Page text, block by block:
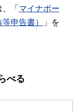
「 マイナポー
申告書）
」を
べる